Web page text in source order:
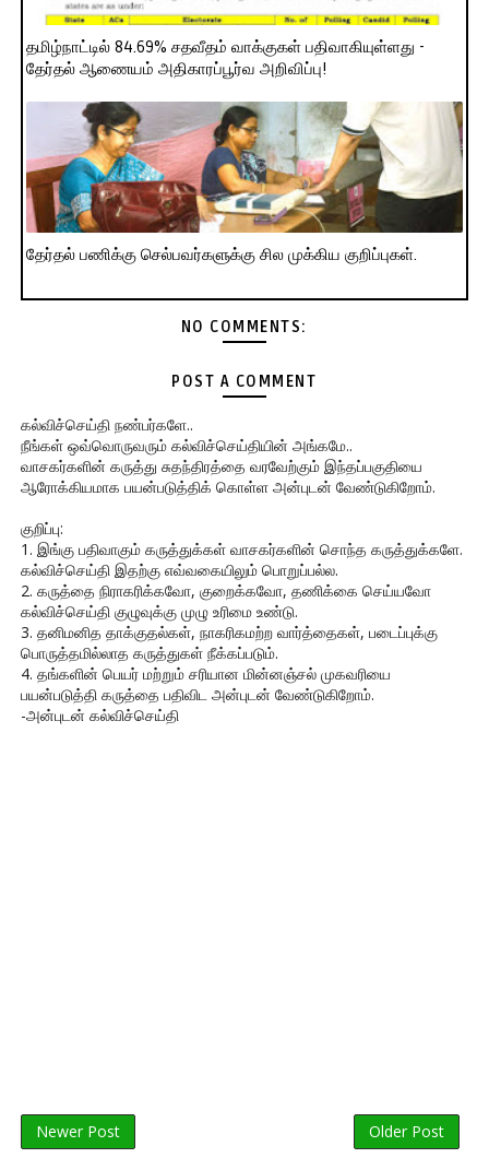
தமிழ்நாட்டில் 84.69% சதவீதம் வாக்குகள் பதிவாகியுள்ளது -
தேர்தல் ஆணையம் அதிகாரப்பூர்வ அறிவிப்பு!
தேர்தல் பணிக்கு செல்பவர்களுக்கு சில முக்கிய குறிப்புகள்.
NO COMMENTS:
POST A COMMENT
கல்விச்செய்தி நண்பர்களே..
நீங்கள் ஒவ்வொருவரும் கல்விச்செய்தியின் அங்கமே..
வாசகர்களின் கருத்து சுதந்திரத்தை வரவேற்கும் இந்தப்பகுதியை
ஆரோக்கியமாக பயன்படுத்திக் கொள்ள அன்புடன் வேண்டுகிறோம்.
குறிப்பு:
1. இங்கு பதிவாகும் கருத்துக்கள் வாசகர்களின் சொந்த கருத்துக்களே.
கல்விச்செய்தி இதற்கு எவ்வகையிலும் பொறுப்பல்ல.
2. கருத்தை நிராகரிக்கவோ, குறைக்கவோ, தணிக்கை செய்யவோ
கல்விச்செய்தி குழுவுக்கு முழு உரிமை உண்டு.
3. தனிமனித தாக்குதல்கள், நாகரிகமற்ற வார்த்தைகள், படைப்புக்கு
பொருத்தமில்லாத கருத்துகள் நீக்கப்படும்.
4. தங்களின் பெயர் மற்றும் சரியான மின்னஞ்சல் முகவரியை
பயன்படுத்தி கருத்தை பதிவிட அன்புடன் வேண்டுகிறோம்.
-அன்புடன் கல்விச்செய்தி
Newer Post Older Post